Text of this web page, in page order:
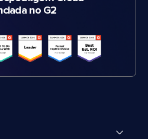
no G2